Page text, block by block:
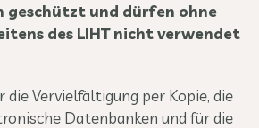
geschützt und dürfen ohne
des LIHT nicht verwendet
die Vervielfältigung per Kopie, die
Datenbanken und für die